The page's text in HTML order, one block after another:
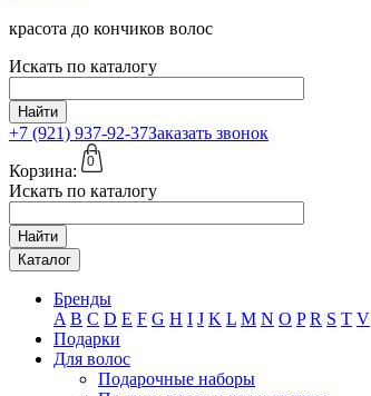
красота до кончиков волос
Искать по каталогу
Найти
+7 (921) 937-92-37Заказать звонок
Корзина:
0
Искать по каталогу
Найти
Каталог
Бренды
A B C D E F G H I J K L M N O P R S T V
Подарки
Для волос
Подарочные наборы